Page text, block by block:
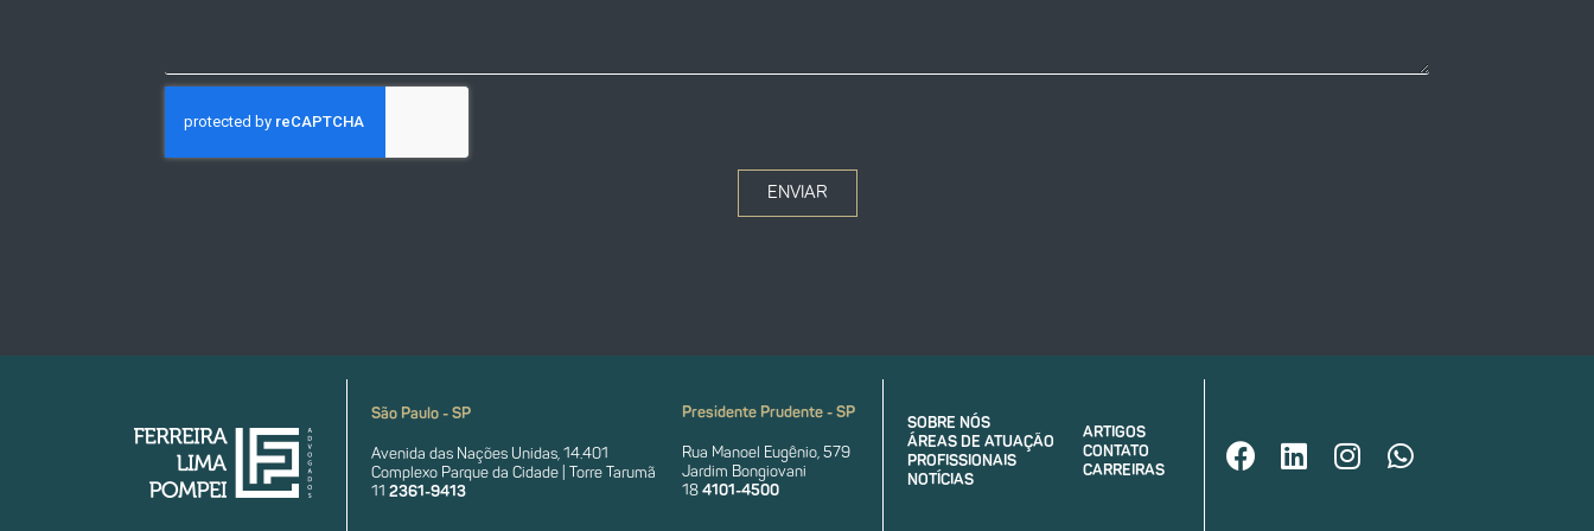
ENVIAR
São Paulo - SP
Avenida das Nações Unidas, 14.401
Complexo Parque da Cidade | Torre Tarumã
11 2361-9413
Presidente Prudente - SP
Rua Manoel Eugênio, 579
Jardim Bongiovani
18 4101-4500
SOBRE NÓS
ÁREAS DE ATUAÇÃO
PROFISSIONAIS
NOTÍCIAS
ARTIGOS
CONTATO
CARREIRAS